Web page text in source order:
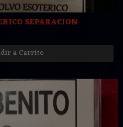
SEPARACION
a Carrito